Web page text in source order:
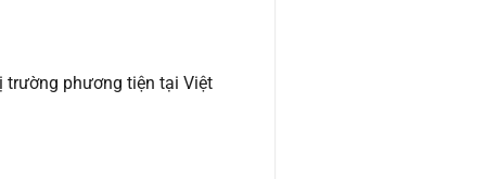
trường phương tiện tại Việt